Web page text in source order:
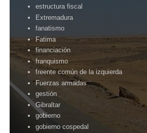
estructura fiscal
Extremadura
fanatismo
Fatima
financiación
franquismo
freente común de la izquierda
Fuerzas armadas
gestión
Gibraltar
gobierno
gobierno cospedal